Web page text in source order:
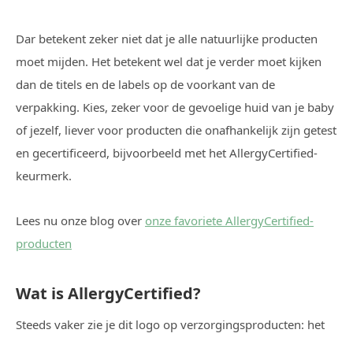
Dar betekent zeker niet dat je alle natuurlijke producten
moet mijden. Het betekent wel dat je verder moet kijken
dan de titels en de labels op de voorkant van de
verpakking. Kies, zeker voor de gevoelige huid van je baby
of jezelf, liever voor producten die onafhankelijk zijn getest
en gecertificeerd, bijvoorbeeld met het AllergyCertified-
keurmerk.
Lees nu onze blog over onze favoriete AllergyCertified-
producten
Wat is AllergyCertified?
Steeds vaker zie je dit logo op verzorgingsproducten: het